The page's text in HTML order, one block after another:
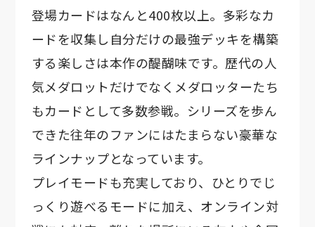
登場カードはなんと400枚以上。多彩なカ
ードを収集し自分だけの最強デッキを構築
する楽しさは本作の醍醐味です。歴代の人
気メダロットだけでなくメダロッターたち
もカードとして多数参戦。シリーズを歩ん
できた往年のファンにはたまらない豪華な
ラインナップとなっています。
プレイモードも充実しており、ひとりでじ
っくり遊べるモードに加え、オンライン対